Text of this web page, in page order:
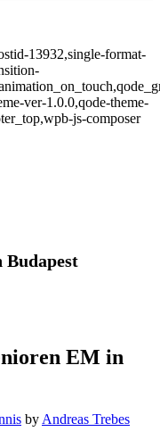
13932,single-format-
ver-1.0.0,qode-theme-
js-composer
Budapest
EM in
by Andreas Trebes